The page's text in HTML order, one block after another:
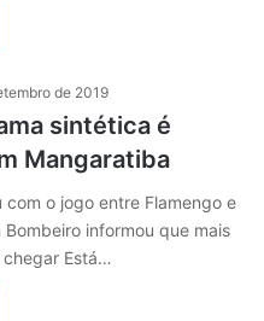
de 2019
sintética é
Mangaratiba
o jogo entre Flamengo e
Bombeiro informou que mais
chegar Está…